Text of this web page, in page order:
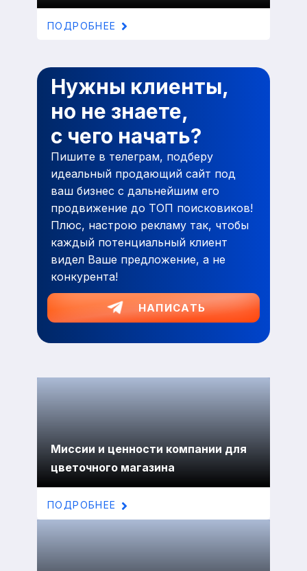
ПОДРОБНЕЕ
Нужны клиенты,
но не знаете,
с чего начать?
Пишите в телеграм, подберу
идеальный продающий сайт под
ваш бизнес с дальнейшим его
продвижение до ТОП поисковиков!
Плюс, настрою рекламу так, чтобы
каждый потенциальный клиент
видел Ваше предложение, а не
конкурента!
НАПИСАТЬ
Миссии и ценности компании для
цветочного магазина
ПОДРОБНЕЕ